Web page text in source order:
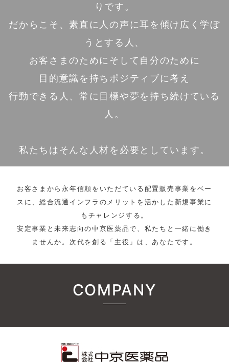
りです。
だからこそ、素直に人の声に耳を傾け広く学ぼ
うとする人、
お客さまのためにそして自分のために
目的意識を持ちポジティブに考え
行動できる人、常に目標や夢を持ち続けている
人。
私たちはそんな人材を必要としています。
お客さまから永年信頼をいただている配置販売事業をベー
スに、総合流通インフラのメリットを活かした新規事業に
もチャレンジする。
安定事業と未来志向の中京医薬品で、私たちと一緒に働き
ませんか。次代を創る「主役」は、あなたです。
COMPANY